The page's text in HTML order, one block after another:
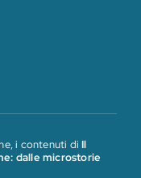
i contenuti diIl
dalle microstorie